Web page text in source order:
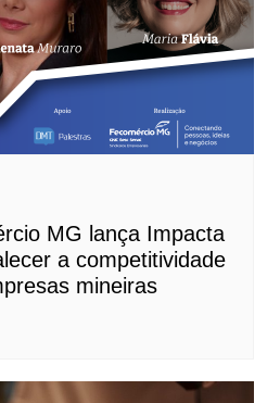
MG lança Impacta
a competitividade
mineiras